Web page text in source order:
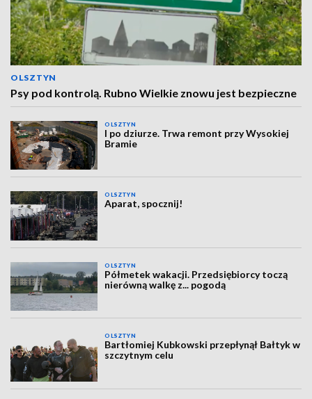
OLSZTYN
Psy pod kontrolą. Rubno Wielkie znowu jest bezpieczne
OLSZTYN
I po dziurze. Trwa remont przy Wysokiej
Bramie
OLSZTYN
Aparat, spocznij!
OLSZTYN
Półmetek wakacji. Przedsiębiorcy toczą
nierówną walkę z... pogodą
OLSZTYN
Bartłomiej Kubkowski przepłynął Bałtyk w
szczytnym celu